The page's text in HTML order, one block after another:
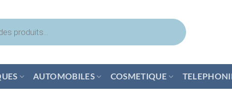
AUTOMOBILES COSMETIQUE